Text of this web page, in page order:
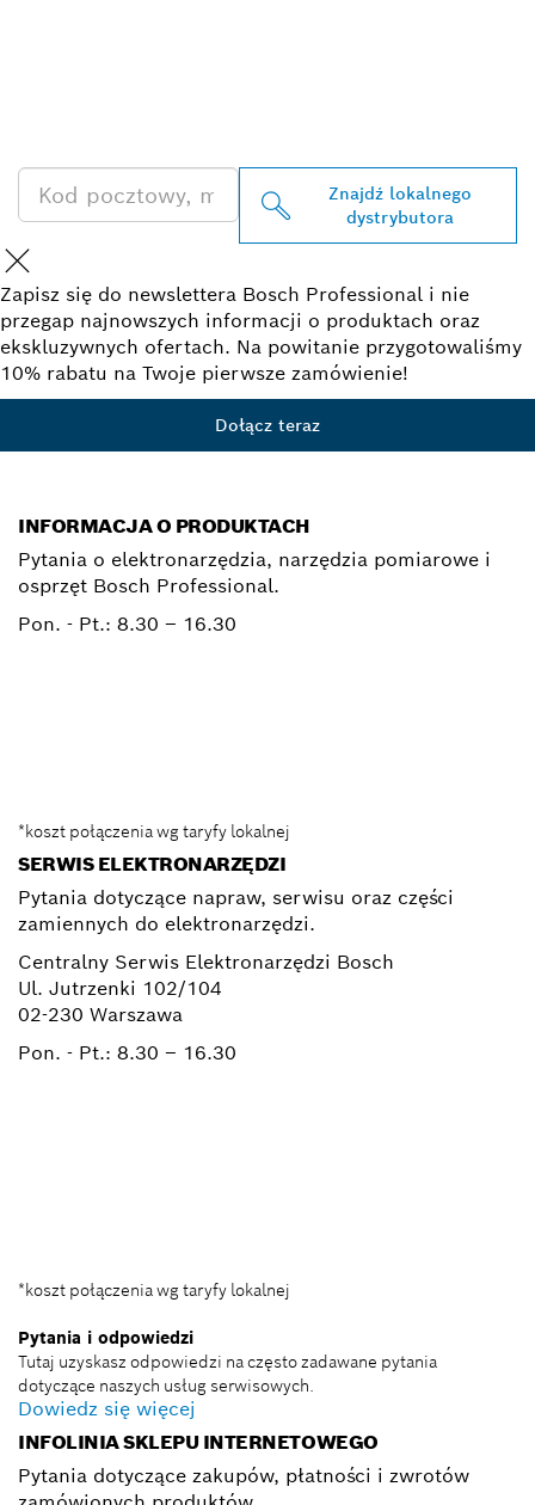
Znajdź lokalnego
dystrybutora
Zapisz się do newslettera Bosch Professional i nie
przegap najnowszych informacji o produktach oraz
ekskluzywnych ofertach. Na powitanie przygotowaliśmy
10% rabatu na Twoje pierwsze zamówienie!
Dołącz teraz
INFORMACJA O PRODUKTACH
Pytania o elektronarzędzia, narzędzia pomiarowe i
osprzęt Bosch Professional.
Pon. - Pt.: 8.30 – 16.30
*koszt połączenia wg taryfy lokalnej
SERWIS ELEKTRONARZĘDZI
Pytania dotyczące napraw, serwisu oraz części
zamiennych do elektronarzędzi.
Centralny Serwis Elektronarzędzi Bosch
Ul. Jutrzenki 102/104
02-230 Warszawa
Pon. - Pt.: 8.30 – 16.30
*koszt połączenia wg taryfy lokalnej
Pytania i odpowiedzi
Tutaj uzyskasz odpowiedzi na często zadawane pytania
dotyczące naszych usług serwisowych.
Dowiedz się więcej
INFOLINIA SKLEPU INTERNETOWEGO
Pytania dotyczące zakupów, płatności i zwrotów